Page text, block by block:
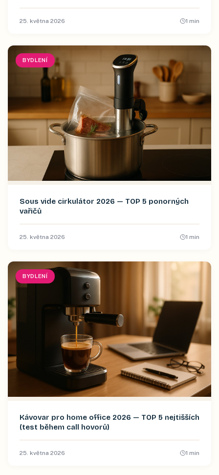
25. května 2026 1 min
BYDLENÍ
Sous vide cirkulátor 2026 — TOP 5 ponorných
vařičů
25. května 2026 1 min
BYDLENÍ
Kávovar pro home office 2026 — TOP 5 nejtišších
(test během call hovorů)
25. května 2026 1 min